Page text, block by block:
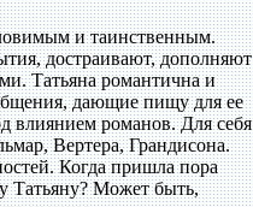
и таинственным.
достраивают, дополняют
Татьяна романтична и
дающие пищу для ее
влиянием романов. Для себя
Вертера, Грандисона.
Когда пришла пора
Татьяну? Может быть,